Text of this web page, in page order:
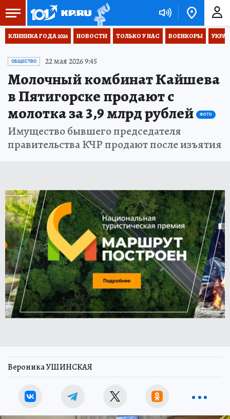
КЛИНИКА ГОДА 2026 НОВОСТИ ТОЛЬКО У НАС ВОЕНКОРЫ
ОБЩЕСТВО 22 мая 2026 9:45
Молочный комбинат Кайшева
в Пятигорске продают с
молотка за 3,9 млрд рублей
ФОТО
Имущество бывшего председателя
правительства КЧР продают после изъятия
Вероника УШИНСКАЯ